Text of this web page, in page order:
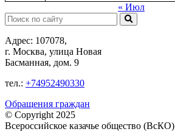
« Июл
Поиск:
Адрес: 107078,
г. Москва, улица Новая
Басманная, дом. 9
тел.: +74952490330
Обращения граждан
© Copyright 2025
Всероссийское казачье общество (ВсКО)